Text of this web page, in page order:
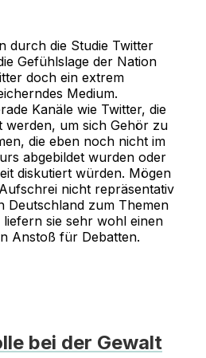
durch die Studie Twitter
Gefühlslage der Nation
doch ein extrem
Medium.
Kanäle wie Twitter, die
um sich Gehör zu
die eben noch nicht im
abgebildet wurden oder
diskutiert würden. Mögen
nicht repräsentativ
Deutschland zum Themen
liefern sie sehr wohl einen
Anstoß für Debatten.
bei der Gewalt